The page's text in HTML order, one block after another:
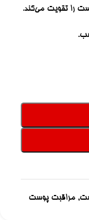
را تقویت می‌کند.
, مراقبت پوست